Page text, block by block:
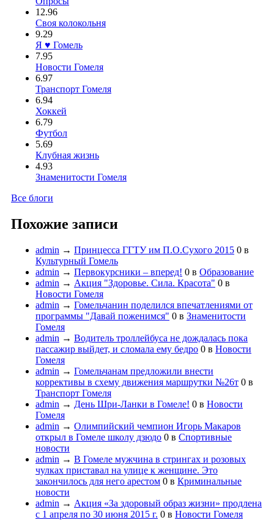
12.96
Своя колокольня
9.29
Я ♥ Гомель
7.95
Новости Гомеля
6.97
Транспорт Гомеля
6.94
Хоккей
6.79
Футбол
5.69
Клубная жизнь
4.93
Знаменитости Гомеля
Все блоги
Похожие записи
admin → Принцесса ГГТУ им П.О.Сухого 2015 0 в
Культурный Гомель
admin → Первокурсники – вперед! 0 в Образование
admin → Акция "Здоровье. Сила. Красота" 0 в
Новости Гомеля
admin → Гомельчанин поделился впечатлениями от
программы "Давай поженимся" 0 в Знаменитости
Гомеля
admin → Водитель троллейбуса не дождалась пока
пассажир выйдет, и сломала ему бедро 0 в Новости
Гомеля
admin → Гомельчанам предложили внести
коррективы в схему движения маршрутки №26т 0 в
Транспорт Гомеля
admin → День Шри-Ланки в Гомеле! 0 в Новости
Гомеля
admin → Олимпийский чемпион Игорь Макаров
открыл в Гомеле школу дзюдо 0 в Спортивные
новости
admin → В Гомеле мужчина в стрингах и розовых
чулках приставал на улице к женщине. Это
закончилось для него арестом 0 в Криминальные
новости
admin → Акция «За здоровый образ жизни» продлена
с 1 апреля по 30 июня 2015 г. 0 в Новости Гомеля